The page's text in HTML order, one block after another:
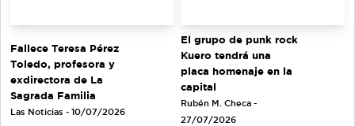
Fallece Teresa Pérez
Toledo, profesora y
exdirectora de La
Sagrada Familia
Las Noticias - 10/07/2026
El grupo de punk rock
Kuero tendrá una
placa homenaje en la
capital
Rubén M. Checa -
27/07/2026